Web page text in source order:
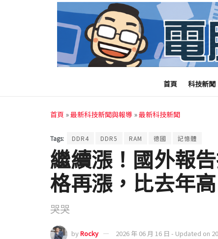
首頁 科技新聞
首頁 »最新科技新聞與報導 »最新科技新聞
Tags: DDR4 DDR5 RAM 德國 記憶體
繼續漲！國外報
格再漲，比去年
哭哭
byRocky 2026 年 06 月 16 日 - Updated on